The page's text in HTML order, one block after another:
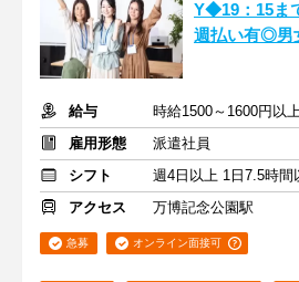
Y◆19：15ま
週払い有◎男
給与
時給1500～1600円以
雇用形態
派遣社員
シフト
週4日以上 1日7.5時間
アクセス
万博記念公園駅
急募 オンライン面接可